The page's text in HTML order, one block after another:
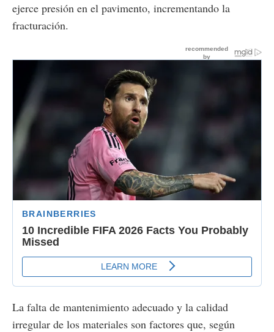
ejerce presión en el pavimento, incrementando la
fracturación.
La falta de mantenimiento adecuado y la calidad
irregular de los materiales son factores que, según